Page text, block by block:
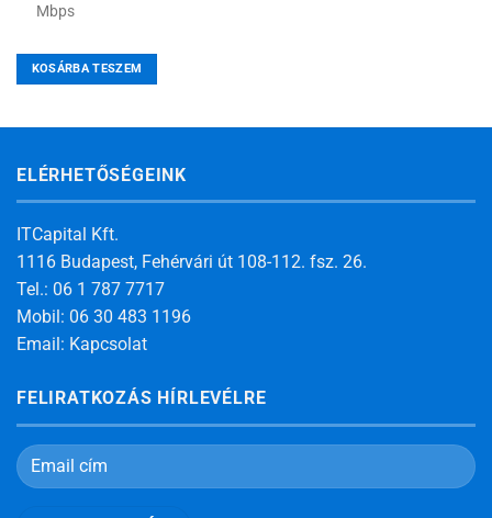
Mbps
KOSÁRBA TESZEM
ELÉRHETŐSÉGEINK
ITCapital Kft.
1116 Budapest, Fehérvári út 108-112. fsz. 26.
Tel.: 06 1 787 7717
Mobil: 06 30 483 1196
Email: Kapcsolat
FELIRATKOZÁS HÍRLEVÉLRE